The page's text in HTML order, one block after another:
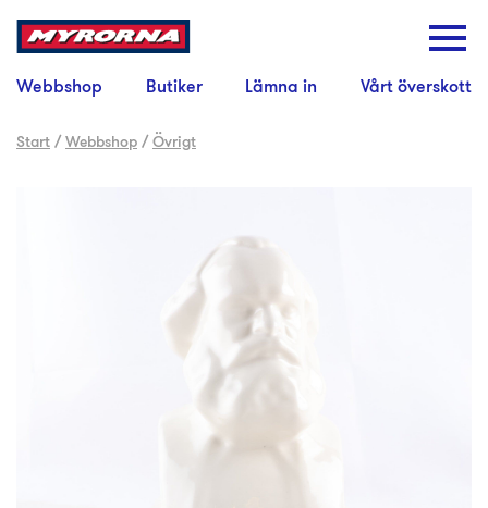
Webbshop Butiker Lämna in Vårt överskott
Start /Webbshop /Övrigt